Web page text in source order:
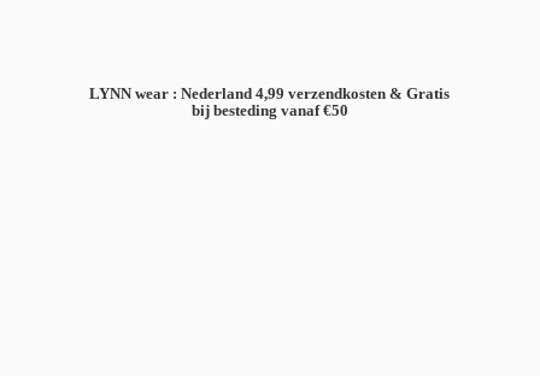
LYNN wear : Nederland 4,99 verzendkosten & Gratis
bij besteding vanaf €50